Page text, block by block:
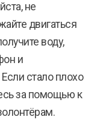
не
двигаться
воду,
и
стало плохо
за помощью к